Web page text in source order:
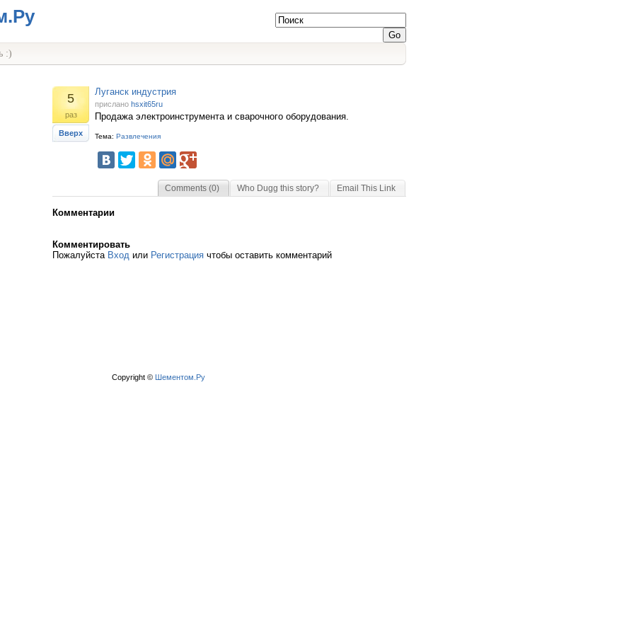
:)
5
раз
Вверх
Луганск индустрия
прислано hsxit65ru
Продажа электроинструмента и сварочного оборудования.
Тема: Развлечения
Comments (0) Who Dugg this story? Email This Link
Комментарии
Комментировать
Пожалуйста Вход или Регистрация чтобы оставить комментарий
Copyright © Шементом.Ру